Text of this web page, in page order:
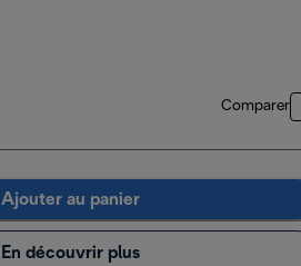
Comparer
Ajouter au panier
En découvrir plus